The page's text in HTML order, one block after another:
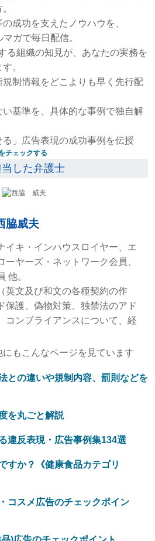
成功を支えたノウハウを、
ガで毎日配信。
る組織の知見が、あなたの実務を
。
規制情報をどこよりも早く先行配
い基準を、具体的な事例で独自解
る」広告表現の成功事例を伝授
チェックする
した弁護士
脇威夫
イキ・インハウスロイヤー、エ
ーヤーズ・ネットワーク会員、
他。
英文及び和文の各種契約の作
保護、偽物対策、独禁法のアド
コンプライアンスについて、経
もこんなページを見ています
との違いや規制内容、罰則などを
を丸ごと解説
違反表現・広告事例集134選
すか？《健康食品カテゴリ
コスメ広告のチェックポイン